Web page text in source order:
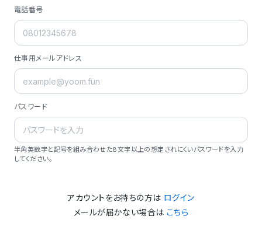
電話番号
仕事用メールアドレス
パスワード
半角英数字と記号を組み合わせた8文字以上の想定されにくいパスワードを入力
してください。
アカウントをお持ちの方は ログイン
メールが届かない場合は こちら